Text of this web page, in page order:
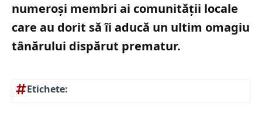
numeroși membri ai comunității locale
care au dorit să îi aducă un ultim omagiu
tânărului dispărut prematur.
Etichete: